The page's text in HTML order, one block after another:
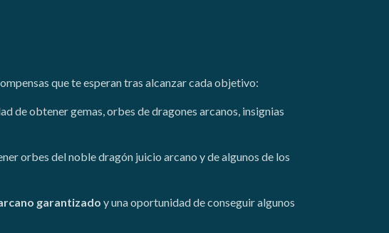
que te esperan tras alcanzar cada objetivo:
de obtener gemas, orbes de dragones arcanos, insignias
orbes del noble dragón juicio arcano y de algunos de los
garantizado y una oportunidad de conseguir algunos